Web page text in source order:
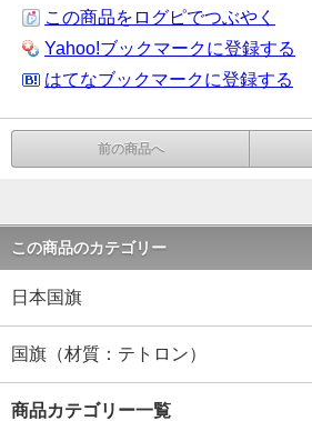
この商品をログピでつぶやく
Yahoo!ブックマークに登録する
はてなブックマークに登録する
前の商品へ
この商品のカテゴリー
日本国旗
国旗（材質：テトロン）
商品カテゴリー一覧